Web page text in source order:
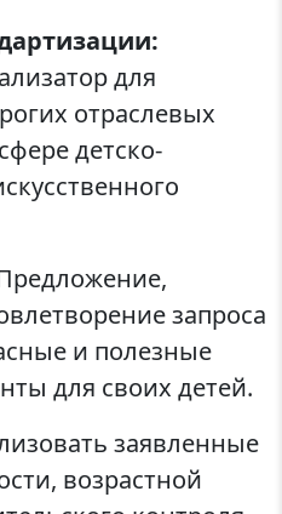
для
отраслевых
детско-
запроса
и полезные
для своих детей.
заявленные
возрастной